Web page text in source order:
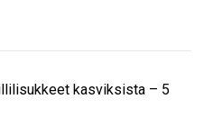
kasviksista – 5